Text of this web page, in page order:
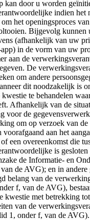
kan door u worden
indien het
het openingsproces
Bijgevolg kunnen
(afhankelijk van uw
in de vorm van uw
aan de
De
om andere
dit noodzakelijk is
kwestie te behandelen
Afhankelijk van de
voor de
om op verzoek van de
voorafgaand aan het
een overeenkomst die
is gesloten
de Informatie- en
de AVG); en in andere
belang van de
f, van de AVG),
kwestie met betrekking
van de
1, onder f, van de AVG).